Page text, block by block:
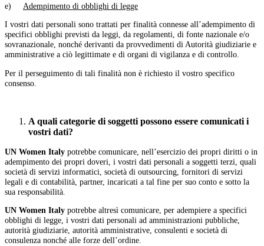
e) Adempimento di obblighi di legge
I vostri dati personali sono trattati per finalità connesse all’adempimento di
specifici obblighi previsti da leggi, da regolamenti, di fonte nazionale e/o
sovranazionale, nonché derivanti da provvedimenti di Autorità giudiziarie e
amministrative a ciò legittimate e di organi di vigilanza e di controllo.
Per il perseguimento di tali finalità non è richiesto il vostro specifico
consenso.
A quali categorie di soggetti possono essere comunicati i
vostri dati?
UN Women Italy potrebbe comunicare, nell’esercizio dei propri diritti o in
adempimento dei propri doveri, i vostri dati personali a soggetti terzi, quali
società di servizi informatici, società di outsourcing, fornitori di servizi
legali e di contabilità, partner, incaricati a tal fine per suo conto e sotto la
sua responsabilità.
UN Women Italy potrebbe altresì comunicare, per adempiere a specifici
obblighi di legge, i vostri dati personali ad amministrazioni pubbliche,
autorità giudiziarie, autorità amministrative, consulenti e società di
consulenza nonché alle forze dell’ordine.